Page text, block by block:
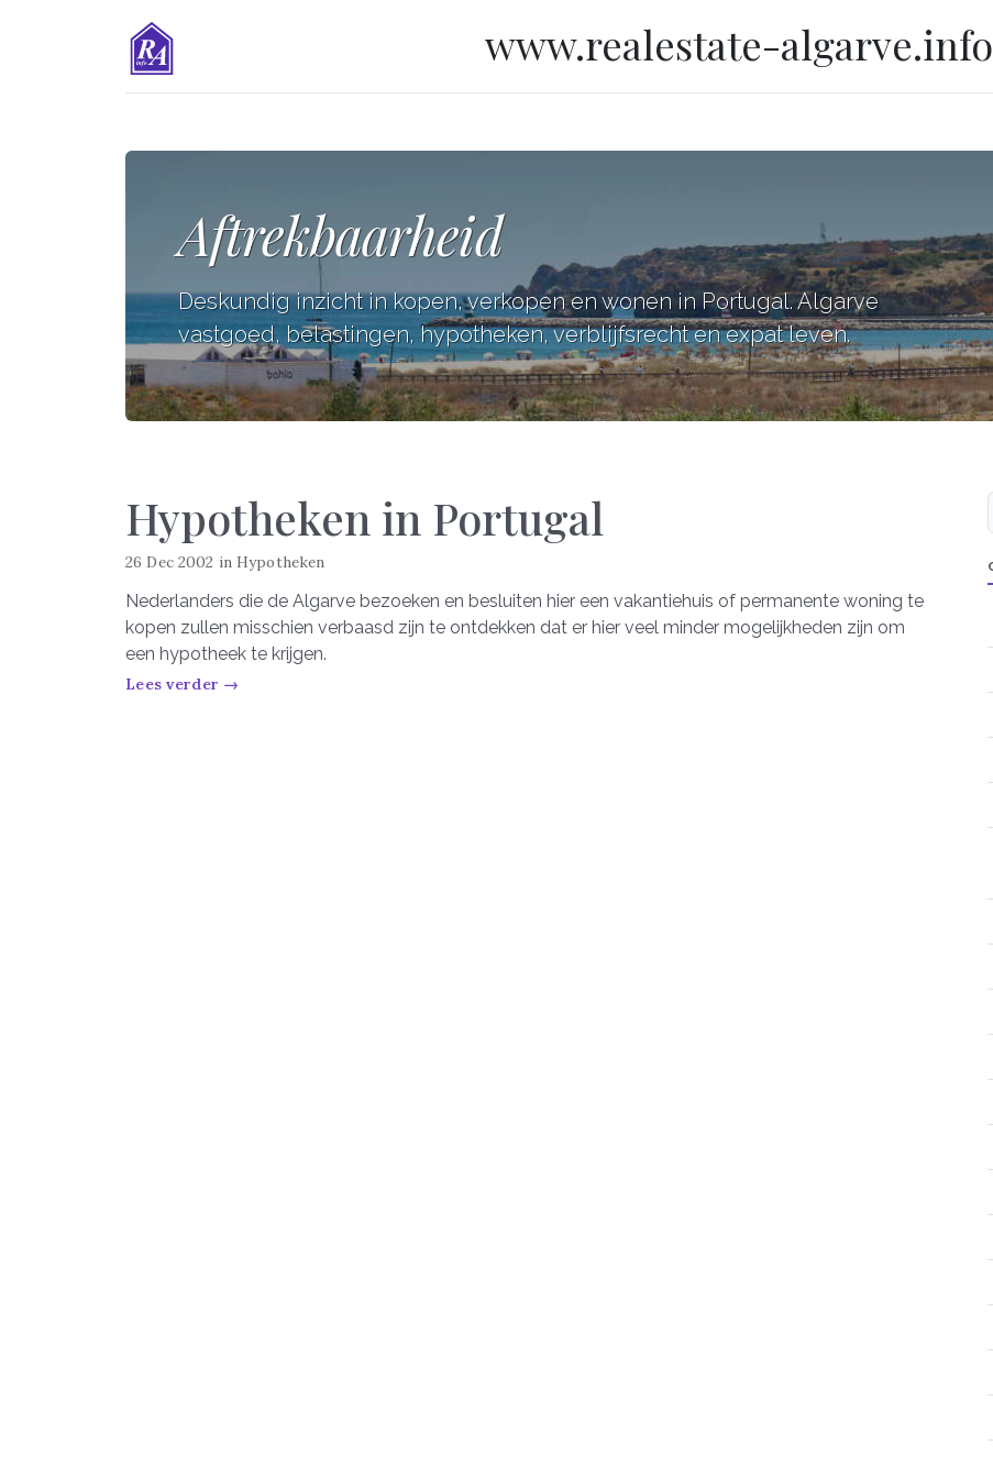
www.realestate-algarve.info
Aftrekbaarheid
Deskundig inzicht in kopen, verkopen en wonen in Portugal. Algarve
vastgoed, belastingen, hypotheken, verblijfsrecht en expat leven.
Hypotheken in Portugal
26 Dec 2002 in Hypotheken
Nederlanders die de Algarve bezoeken en besluiten hier een vakantiehuis of permanente woning te
kopen zullen misschien verbaasd zijn te ontdekken dat er hier veel minder mogelijkheden zijn om
een hypotheek te krijgen.
Lees verder →